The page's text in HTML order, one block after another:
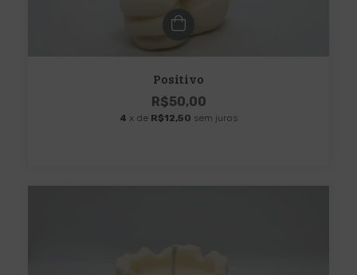
Positivo
R$50,00
4 x de R$12,50 sem juros